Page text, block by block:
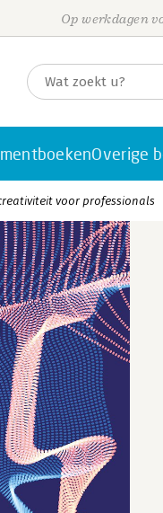
Op werkdagen
Overige
voor professionals